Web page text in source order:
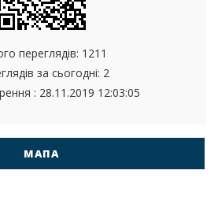
переглядів: 1211
за сьогодні: 2
: 28.11.2019 12:03:05
МАПА